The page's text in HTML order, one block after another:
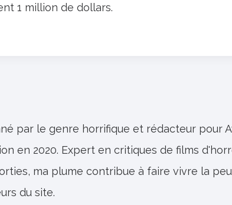
1 million de dollars.
par le genre horrifique et rédacteur pour
en 2020. Expert en critiques de films
ma plume contribue à faire vivre la
du site.